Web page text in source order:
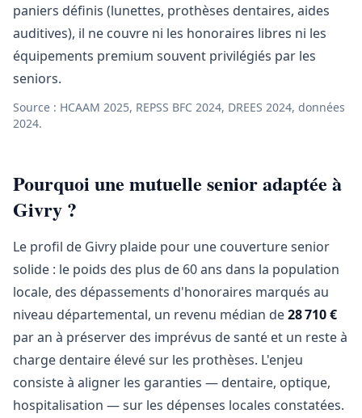
paniers définis (lunettes, prothèses dentaires, aides
auditives), il ne couvre ni les honoraires libres ni les
équipements premium souvent privilégiés par les
seniors.
Source : HCAAM 2025, REPSS BFC 2024, DREES 2024, données
2024.
Pourquoi une mutuelle senior adaptée à
Givry ?
Le profil de Givry plaide pour une couverture senior
solide : le poids des plus de 60 ans dans la population
locale, des dépassements d'honoraires marqués au
niveau départemental, un revenu médian de28 710 €
par an à préserver des imprévus de santé et un reste à
charge dentaire élevé sur les prothèses. L'enjeu
consiste à aligner les garanties — dentaire, optique,
hospitalisation — sur les dépenses locales constatées.